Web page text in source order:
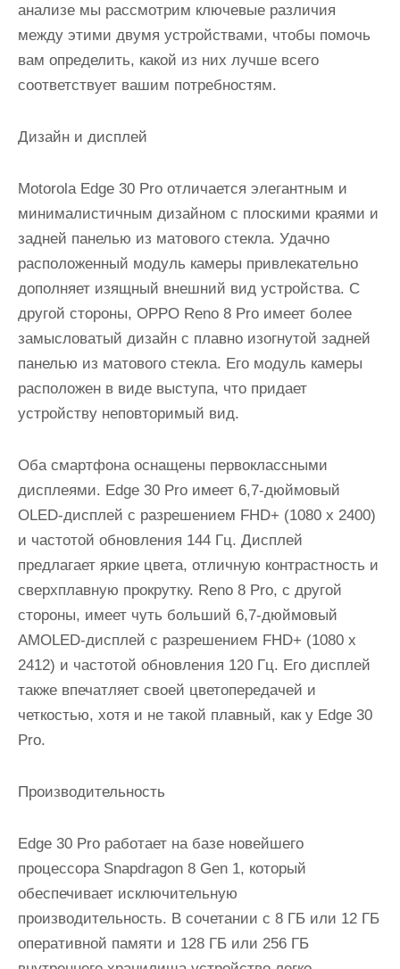
анализе мы рассмотрим ключевые различия
между этими двумя устройствами, чтобы помочь
вам определить, какой из них лучше всего
соответствует вашим потребностям.
Дизайн и дисплей
Motorola Edge 30 Pro отличается элегантным и
минималистичным дизайном с плоскими краями и
задней панелью из матового стекла. Удачно
расположенный модуль камеры привлекательно
дополняет изящный внешний вид устройства. С
другой стороны, OPPO Reno 8 Pro имеет более
замысловатый дизайн с плавно изогнутой задней
панелью из матового стекла. Его модуль камеры
расположен в виде выступа, что придает
устройству неповторимый вид.
Оба смартфона оснащены первоклассными
дисплеями. Edge 30 Pro имеет 6,7-дюймовый
OLED-дисплей с разрешением FHD+ (1080 x 2400)
и частотой обновления 144 Гц. Дисплей
предлагает яркие цвета, отличную контрастность и
сверхплавную прокрутку. Reno 8 Pro, с другой
стороны, имеет чуть больший 6,7-дюймовый
AMOLED-дисплей с разрешением FHD+ (1080 x
2412) и частотой обновления 120 Гц. Его дисплей
также впечатляет своей цветопередачей и
четкостью, хотя и не такой плавный, как у Edge 30
Pro.
Производительность
Edge 30 Pro работает на базе новейшего
процессора Snapdragon 8 Gen 1, который
обеспечивает исключительную
производительность. В сочетании с 8 ГБ или 12 ГБ
оперативной памяти и 128 ГБ или 256 ГБ